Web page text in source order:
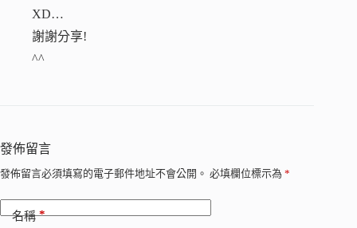
XD…
謝謝分享!
^^
發佈留言
發佈留言必須填寫的電子郵件地址不會公開。 必填欄位標示為 *
名稱*